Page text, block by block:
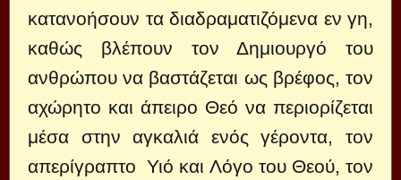
κατανοήσουν τα διαδραματιζόμενα εν γη,
καθώς βλέπουν τον Δημιουργό του
ανθρώπου να βαστάζεται ως βρέφος, τον
αχώρητο και άπειρο Θεό να περιορίζεται
μέσα στην αγκαλιά ενός γέροντα, τον
απερίγραπτο Υιό και Λόγο του Θεού, τον